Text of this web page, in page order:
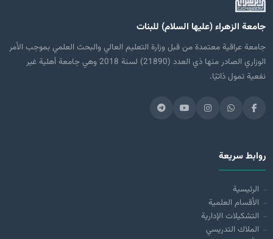
جامعة الزهراء (عليها السلام) للبنات
جامعة عراقية معتمدة من قبل وزارة التعليم العالي والبحث العلمي بموجب الأمر
الوزاري الصادر منها ذي العدد (21890) لسنة 2018 وهي جامعة أهلية غير
نفعية تمول ذاتيًا.
روابط سريعة
الرئيسية
الأقسام العلمية
التشكيلات الإدارية
الملاك التدريسي